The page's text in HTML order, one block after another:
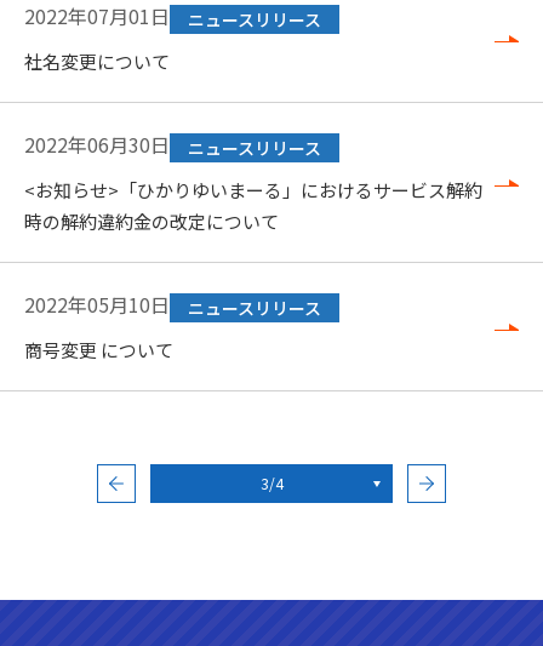
2022年07月01日 ニュースリリース
社名変更について
2022年06月30日 ニュースリリース
<お知らせ>「ひかりゆいまーる」におけるサービス解約
時の解約違約金の改定について
2022年05月10日 ニュースリリース
商号変更 について
3/4